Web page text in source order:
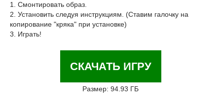
1. Смонтировать образ.
2. Установить следуя инструкциям. (Ставим галочку на
копирование "кряка" при установке)
3. Играть!
СКАЧАТЬ ИГРУ
Размер: 94.93 ГБ